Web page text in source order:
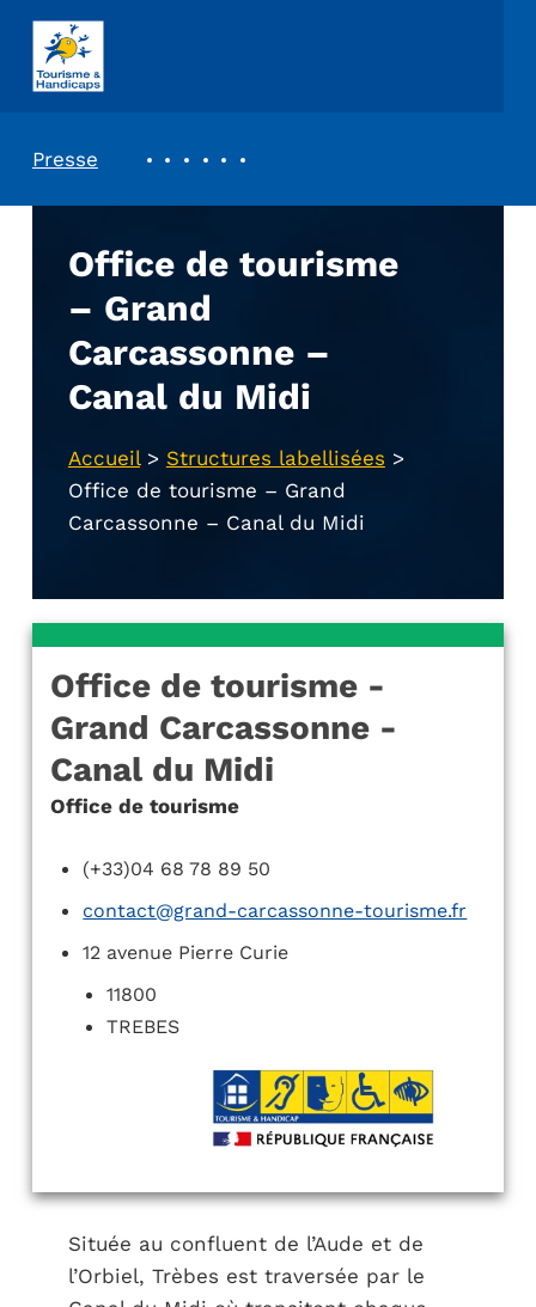
ASSOCIATION TOURISME ET HANDICAPS
Presse
Office de tourisme
– Grand
Carcassonne –
Canal du Midi
Accueil> Structures labellisées >
Office de tourisme – Grand
Carcassonne – Canal du Midi
Office de tourisme -
Grand Carcassonne -
Canal du Midi
Office de tourisme
(+33)04 68 78 89 50
contact@grand-carcassonne-tourisme.fr
12 avenue Pierre Curie
11800
TREBES
Située au confluent de l’Aude et de
l’Orbiel, Trèbes est traversée par le